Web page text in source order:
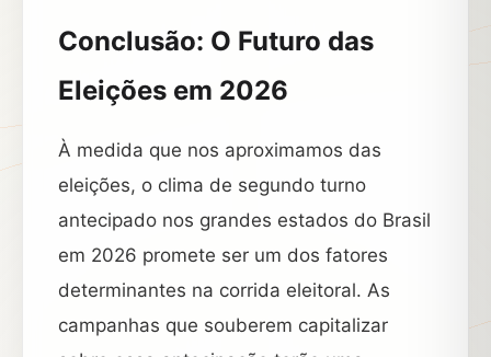
Conclusão: O Futuro das
Eleições em 2026
À medida que nos aproximamos das
eleições, o clima de segundo turno
antecipado nos grandes estados do Brasil
em 2026 promete ser um dos fatores
determinantes na corrida eleitoral. As
campanhas que souberem capitalizar